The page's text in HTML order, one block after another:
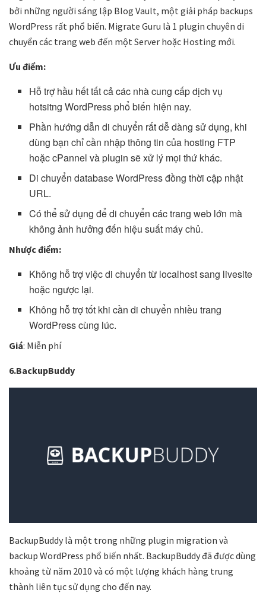
bởi những người sáng lập Blog Vault, một giải pháp backups
WordPress rất phổ biến. Migrate Guru là 1 plugin chuyên di
chuyển các trang web đến một Server hoặc Hosting mới.
Ưu điểm:
Hỗ trợ hầu hết tất cả các nhà cung cấp dịch vụ
hotsitng WordPress phổ biến hiện nay.
Phần hướng dẫn di chuyển rất dễ dàng sử dụng, khi
dùng bạn chỉ cần nhập thông tin của hosting FTP
hoặc cPannel và plugin sẽ xử lý mọi thứ khác.
Di chuyển database WordPress đồng thời cập nhật
URL.
Có thể sử dụng để di chuyển các trang web lớn mà
không ảnh hưởng đến hiệu suất máy chủ.
Nhược điểm:
Không hỗ trợ việc di chuyển từ localhost sang livesite
hoặc ngược lại.
Không hỗ trợ tốt khi cần di chuyển nhiều trang
WordPress cùng lúc.
Giá: Miễn phí
6.BackupBuddy
BackupBuddy là một trong những plugin migration và
backup WordPress phổ biến nhất. BackupBuddy đã được dùng
khoảng từ năm 2010 và có một lượng khách hàng trung
thành liên tục sử dụng cho đến nay.